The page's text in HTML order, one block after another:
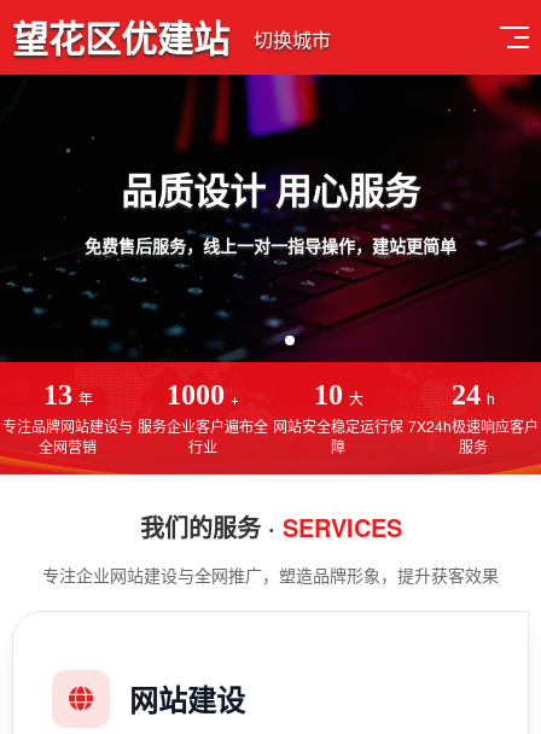
望花区优建站 切换城市
品质设计 用心服务
免费售后服务，线上一对一指导操作，建站更简单
13 年
专注品牌网站建设与
全网营销
1000 +
服务企业客户遍布全
行业
10 大
网站安全稳定运行保
障
24 h
7X24h极速响应客户
服务
我们的服务 · SERVICES
专注企业网站建设与全网推广，塑造品牌形象，提升获客效果
网站建设